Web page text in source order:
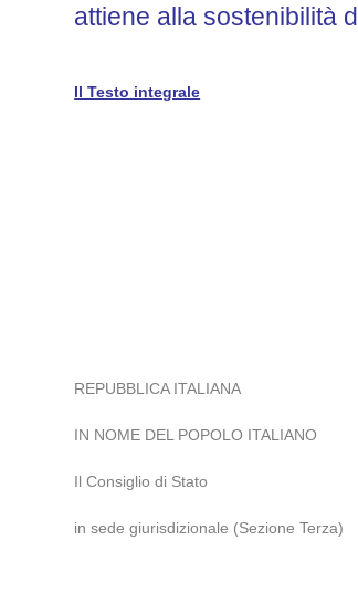
attiene alla sostenibilità
Il Testo integrale
REPUBBLICA ITALIANA
IN NOME DEL POPOLO ITALIANO
Il Consiglio di Stato
in sede giurisdizionale (Sezione Terza)